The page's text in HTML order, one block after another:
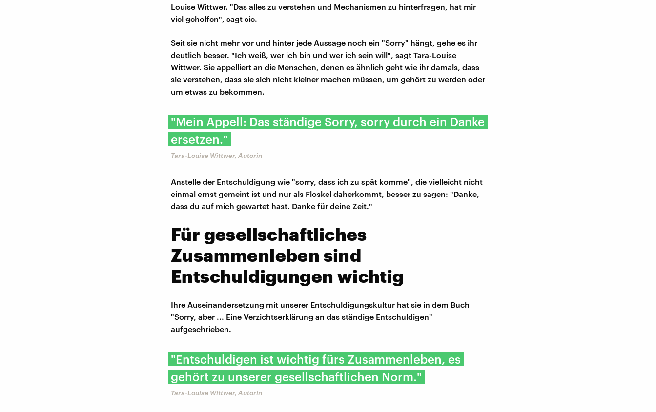
Louise Wittwer. "Das alles zu verstehen und Mechanismen zu hinterfragen, hat mir
viel geholfen", sagt sie.
Seit sie nicht mehr vor und hinter jede Aussage noch ein "Sorry" hängt, gehe es ihr
deutlich besser. "Ich weiß, wer ich bin und wer ich sein will", sagt Tara-Louise
Wittwer. Sie appelliert an die Menschen, denen es ähnlich geht wie ihr damals, dass
sie verstehen, dass sie sich nicht kleiner machen müssen, um gehört zu werden oder
um etwas zu bekommen.
"Mein Appell: Das ständige Sorry, sorry durch ein Danke
ersetzen."
Tara-Louise Wittwer, Autorin
Anstelle der Entschuldigung wie "sorry, dass ich zu spät komme", die vielleicht nicht
einmal ernst gemeint ist und nur als Floskel daherkommt, besser zu sagen: "Danke,
dass du auf mich gewartet hast. Danke für deine Zeit."
Für gesellschaftliches
Zusammenleben sind
Entschuldigungen wichtig
Ihre Auseinandersetzung mit unserer Entschuldigungskultur hat sie in dem Buch
"Sorry, aber ... Eine Verzichtserklärung an das ständige Entschuldigen"
aufgeschrieben.
"Entschuldigen ist wichtig fürs Zusammenleben, es
gehört zu unserer gesellschaftlichen Norm."
Tara-Louise Wittwer, Autorin